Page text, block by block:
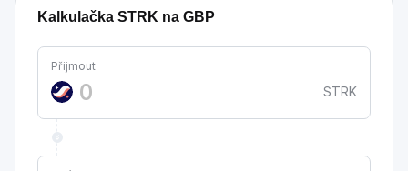
Kalkulačka STRK na GBP
Přijmout
STRK